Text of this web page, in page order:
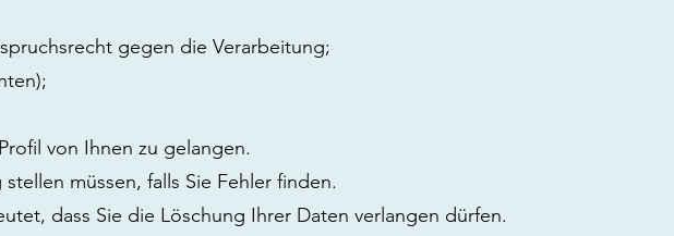
gegen die Verarbeitung;
von Ihnen zu gelangen.
müssen, falls Sie Fehler finden.
dass Sie die Löschung Ihrer Daten verlangen dürfen.